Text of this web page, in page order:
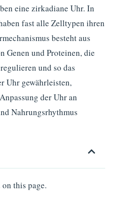
eine zirkadiane Uhr. In
fast alle Zelltypen ihren
besteht aus
Genen und Proteinen, die
und so das
Uhr gewährleisten,
der Uhr an
Nahrungsrhythmus
this page.